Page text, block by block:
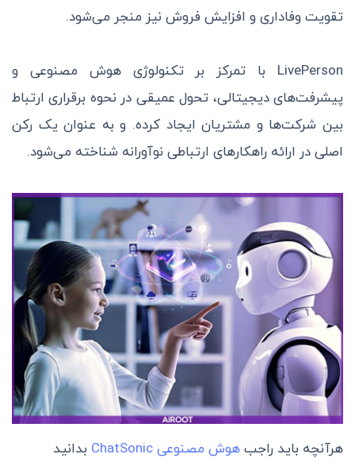
تقویت وفاداری و افزایش فروش نیز منجر می‌شود.
LivePerson با تمرکز بر تکنولوژی هوش مصنوعی و
پیشرفت‌های دیجیتالی، تحول عمیقی در نحوه برقراری ارتباط
بین شرکت‌ها و مشتریان ایجاد کرده. و به عنوان یک رکن
اصلی در ارائه راهکارهای ارتباطی نوآورانه شناخته می‌شود.
هرآنچه باید راجب هوش مصنوعی ChatSonic بدانید